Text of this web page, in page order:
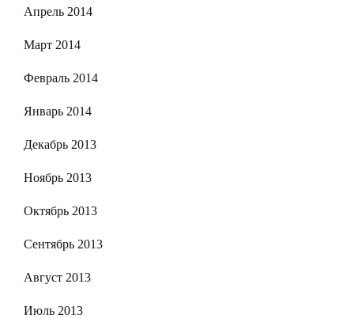
Апрель 2014
Март 2014
Февраль 2014
Январь 2014
Декабрь 2013
Ноябрь 2013
Октябрь 2013
Сентябрь 2013
Август 2013
Июль 2013